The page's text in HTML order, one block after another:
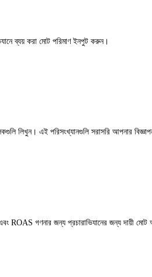
ব্যয় করা মোট পরিমাণ ইনপুট করুন।
লিখুন। এই পরিসংখ্যানগুলি সরাসরি আপনার বিজ্ঞাপন
গণনার জন্য প্রচারাভিযানের জন্য দায়ী